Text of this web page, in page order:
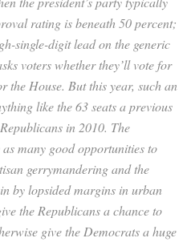
rating is beneath 50 percent;
single-digit lead on the generic
voters whether they’ll vote for
the House. But this year, such an
like the 63 seats a previous
in 2010. The
many good opportunities to
gerrymandering and the
by lopsided margins in urban
the Republicans a chance to
give the Democrats a huge